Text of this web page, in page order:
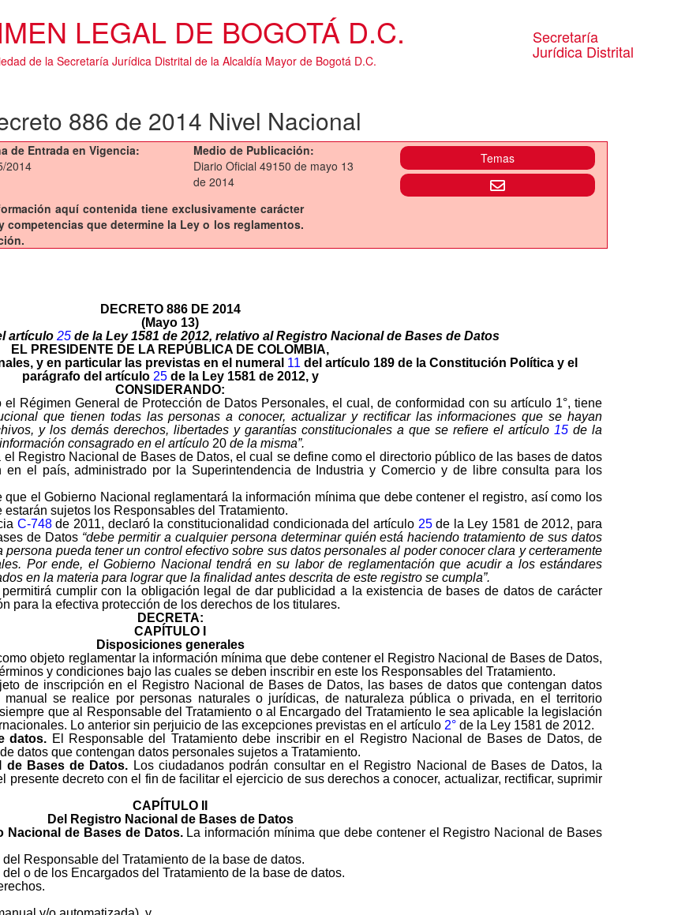
LEGAL DE BOGOTÁ D.C.
de la Secretaría Jurídica Distrital de la Alcaldía Mayor de Bogotá D.C.
Secretaría
Jurídica Distrital
886 de 2014 Nivel Nacional
de Entrada en Vigencia:
2014
Medio de Publicación:
Diario Oficial 49150 de mayo 13
de 2014
Temas
aquí contenida tiene exclusivamente carácter
que determine la Ley o los reglamentos.
DECRETO 886 DE 2014
(Mayo 13)
artículo 25de la Ley 1581 de 2012, relativo al Registro Nacional de Bases de Datos
EL PRESIDENTE DE LA REPÚBLICA DE COLOMBIA,
y en particular las previstas en el numeral 11 del artículo 189 de la Constitución Política y el
parágrafo del artículo 25de la Ley 1581 de 2012, y
CONSIDERANDO:
Régimen General de Protección de Datos Personales, el cual, de conformidad con su artículo 1°, tiene
que tienen todas las personas a conocer, actualizar y rectificar las informaciones que se hayan
y los demás derechos, libertades y garantías constitucionales a que se refiere el artículo 15 de la
consagrado en el artículo 20 de la misma”.
Registro Nacional de Bases de Datos, el cual se define como el directorio público de las bases de datos
en el país, administrado por la Superintendencia de Industria y Comercio y de libre consulta para los
el Gobierno Nacional reglamentará la información mínima que debe contener el registro, así como los
sujetos los Responsables del Tratamiento.
C-748de 2011, declaró la constitucionalidad condicionada del artículo 25de la Ley 1581 de 2012, para
de Datos “debe permitir a cualquier persona determinar quién está haciendo tratamiento de sus datos
pueda tener un control efectivo sobre sus datos personales al poder conocer clara y certeramente
Por ende, el Gobierno Nacional tendrá en su labor de reglamentación que acudir a los estándares
en la materia para lograr que la finalidad antes descrita de este registro se cumpla”.
cumplir con la obligación legal de dar publicidad a la existencia de bases de datos de carácter
para la efectiva protección de los derechos de los titulares.
DECRETA:
CAPÍTULO I
Disposiciones generales
objeto reglamentar la información mínima que debe contener el Registro Nacional de Bases de Datos,
y condiciones bajo las cuales se deben inscribir en este los Responsables del Tratamiento.
de inscripción en el Registro Nacional de Bases de Datos, las bases de datos que contengan datos
manual se realice por personas naturales o jurídicas, de naturaleza pública o privada, en el territorio
que al Responsable del Tratamiento o al Encargado del Tratamiento le sea aplicable la legislación
Lo anterior sin perjuicio de las excepciones previstas en el artículo 2° de la Ley 1581 de 2012.
datos. El Responsable del Tratamiento debe inscribir en el Registro Nacional de Bases de Datos, de
datos que contengan datos personales sujetos a Tratamiento.
de Bases de Datos. Los ciudadanos podrán consultar en el Registro Nacional de Bases de Datos, la
presente decreto con el fin de facilitar el ejercicio de sus derechos a conocer, actualizar, rectificar, suprimir
CAPÍTULO II
Del Registro Nacional de Bases de Datos
Nacional de Bases de Datos. La infor­mación mínima que debe contener el Registro Nacional de Bases
Responsable del Tratamiento de la base de datos.
o de los Encargados del Tratamiento de la base de datos.